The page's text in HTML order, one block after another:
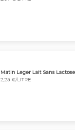
Matin Leger Lait Sans Lactose
2,25 €/LITRE